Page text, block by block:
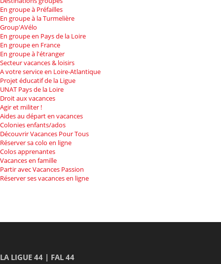
En groupe à Préfailles
En groupe à la Turmelière
Group'AVélo
En groupe en Pays de la Loire
En groupe en France
En groupe à l'étranger
Secteur vacances & loisirs
A votre service en Loire-Atlantique
Projet éducatif de la Ligue
UNAT Pays de la Loire
Droit aux vacances
Agir et militer !
Aides au départ en vacances
Colonies enfants/ados
Découvrir Vacances Pour Tous
Réserver sa colo en ligne
Colos apprenantes
Vacances en famille
Partir avec Vacances Passion
Réserver ses vacances en ligne
LA LIGUE 44 | FAL 44